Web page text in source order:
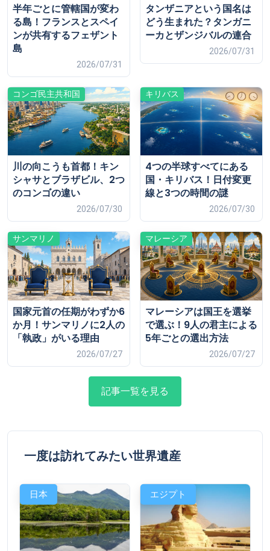
半年ごとに管轄国が変わ
る島！フランスとスペイ
ンが共有するフェザント
島
2026/07/31
タンザニアという国名は
どう生まれた？タンガニ
ーカとザンジバルの連合
2026/07/31
コンゴ民主共和国
川の向こうも首都！キン
シャサとブラザビル、2つ
のコンゴの違い
2026/07/30
キリバス
4つの半球すべてにある
国・キリバス！日付変更
線と3つの時間の謎
2026/07/30
サンマリノ
国家元首の任期がわずか6
か月！サンマリノに2人の
「執政」がいる理由
2026/07/27
マレーシア
マレーシアは国王を選挙
で選ぶ！9人の君主による
5年ごとの選出方法
2026/07/27
記事一覧を見る
一度は訪れてみたい世界遺産
日本 エジプト